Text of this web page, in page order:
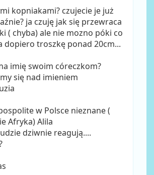
kopniakami? czujecie je już
ja czuję jak się przewraca
( chyba) ale nie mozno póki co
dopiero troszkę ponad 20cm...
imię swoim córeczkom?
się nad imieniem
w Polsce nieznane (
Afryka) Alila
dziwnie reagują....